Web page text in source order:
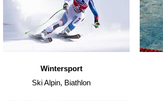
Wintersport
Ski Alpin, Biathlon